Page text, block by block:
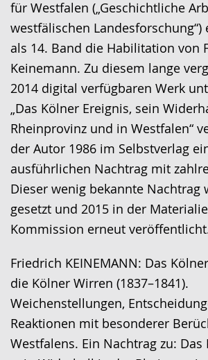
Gebärdensprache
wird
angezeigt.
für Westfalen („Geschichtliche
westfälischen Landesforschung“)
als 14. Band die Habilitation von
Keinemann. Zu diesem lange
2014 digital verfügbaren Werk
„Das Kölner Ereignis, sein
Rheinprovinz und in Westfalen“
der Autor 1986 im Selbstverlag
ausführlichen Nachtrag mit
Dieser wenig bekannte Nachtrag
gesetzt und 2015 in der
Kommission erneut
Friedrich KEINEMANN: Das
die Kölner Wirren (1837–1841).
Weichenstellungen,
Reaktionen mit besonderer
Westfalens. Ein Nachtrag zu: Das